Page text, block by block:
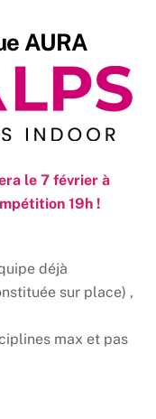
AURA
le 7 février à
19h !
déjà
sur place) ,
max et pas